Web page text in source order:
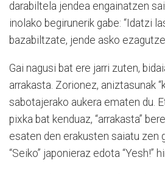
darabiltela jendea engainatzen
inolako begirunerik gabe: “Idatzi
bazabiltzate, jende asko
Gai nagusi bat ere jarri zuten,
arrakasta. Zorionez, aniztasunak
sabotajerako aukera ematen du.
pixka bat kenduaz, “arrakasta”
esaten den erakusten saiatu zen
“Seiko” japonieraz edota “Yesh!”